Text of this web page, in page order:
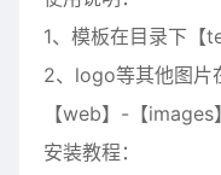
1、模板在目录下【
2、logo等其他图片
【web】-【images
安装教程：